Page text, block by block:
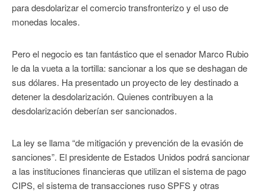
para desdolarizar el comercio transfronterizo y el uso de
monedas locales.
Pero el negocio es tan fantástico que el senador Marco Rubio
le da la vueta a la tortilla: sancionar a los que se deshagan de
sus dólares. Ha presentado un proyecto de ley destinado a
detener la desdolarización. Quienes contribuyen a la
desdolarización deberían ser sancionados.
La ley se llama “de mitigación y prevención de la evasión de
sanciones”. El presidente de Estados Unidos podrá sancionar
a las instituciones financieras que utilizan el sistema de pago
CIPS, el sistema de transacciones ruso SPFS y otras